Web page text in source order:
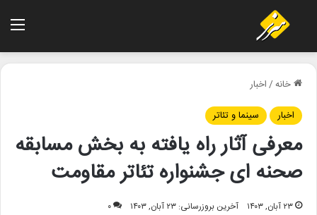
خانه/اخبار
اخبار
سینما و تئاتر
معرفی آثار راه یافته به بخش مسابقه
صحنه ای جشنواره تئاتر مقاومت
۲۳ آبان, ۱۴۰۳ آخرین بروزرسانی: ۲۳ آبان, ۱۴۰۳ ۰